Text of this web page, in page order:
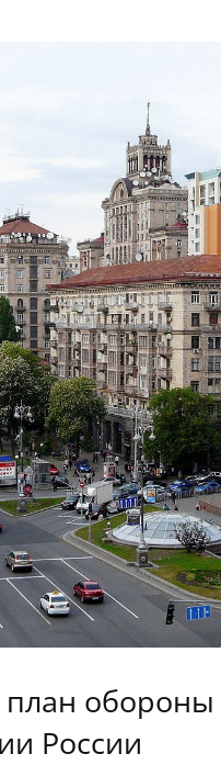
обороны
России